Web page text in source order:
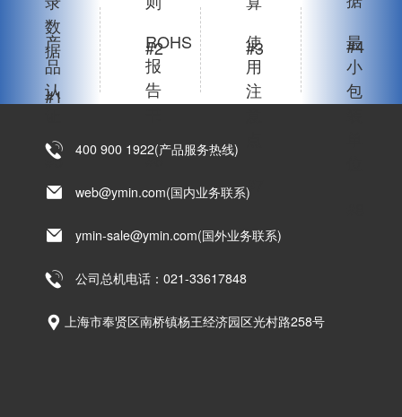
数
据
#1
#2
#3
#4
产
品
认
#5
ROHS
报
告
#6
使
用
注
#7
最
小
包
400 900 1922(产品服务热线)
web@ymin.com(国内业务联系)
ymin-sale@ymin.com(国外业务联系)
公司总机电话：021-33617848
上海市奉贤区南桥镇杨王经济园区光村路258号